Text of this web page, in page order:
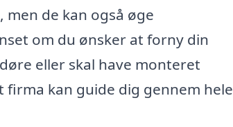
de kan også øge
om du ønsker at forny din
eller skal have monteret
kan guide dig gennem hele